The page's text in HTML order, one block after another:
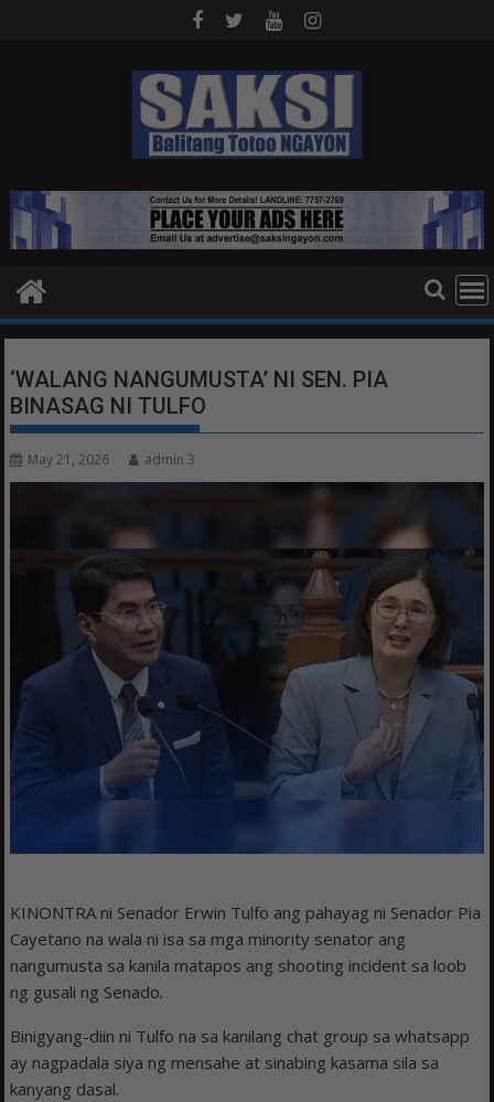
‘WALANG NANGUMUSTA’ NI SEN. PIA
BINASAG NI TULFO
May 21, 2026 admin 3
KINONTRA ni Senador Erwin Tulfo ang pahayag ni Senador Pia
Cayetano na wala ni isa sa mga minority senator ang
nangumusta sa kanila matapos ang shooting incident sa loob
ng gusali ng Senado.
Binigyang-diin ni Tulfo na sa kanilang chat group sa whatsapp
ay nagpadala siya ng mensahe at sinabing kasama sila sa
kanyang dasal.